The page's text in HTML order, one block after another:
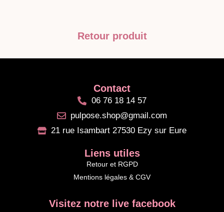
Retour produit
Contact
06 76 18 14 57
pulpose.shop@gmail.com
21 rue Isambart 27530 Ezy sur Eure
Liens utiles
Mentions légales & CGV
Retour et RGPD
Visitez notre live facebook